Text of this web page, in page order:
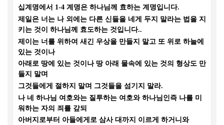
십계명에서 1-4 계명은 하나님께 효하는 계명입니다.
제일은 너는 나 외에는 다른 신들을 네게 두지 말라는 법을 지
키는 것이 하나님께 효도하는 것입니다..
제이는 너를 위하여 새긴 우상을 만들지 말고 또 위로 하늘에
있는 것이나
아래로 땅에 있는 것이나 땅 아래 물속에 있는 것의 형상도 만
들지 말며
그것들에게 절하지 말며 그것들을 섬기지 말라.
나 네 하나님 여호와는 질투하는 여호와 하나님인즉 나를 미
워하는 자의 죄를 갚되
아버지로부터 아들에게로 삼사 대까지 이르게 하거니와